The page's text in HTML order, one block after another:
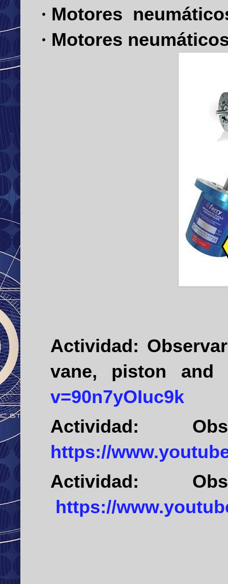
· Motores
· Motores
Actividad:
vane, piston and
v=90n7yOIuc9k
Actividad:
https://
Actividad:
https://